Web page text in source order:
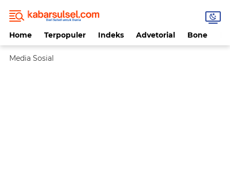
Home Terpopuler Indeks Advetorial Bone
Media Sosial